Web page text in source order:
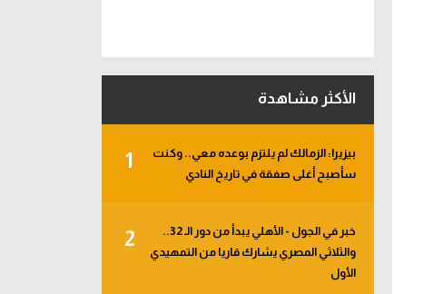
الأكثر مشاهدة
1
بيزيرا: الزمالك لم يلتزم بوعده معي.. وكنت
سأصبح أغلى صفقة في تاريخ النادي
2
خبر في الجول - الأهلي يبدأ من دور الـ 32..
والثلاثي المصري يشارك قاريا من التمهيدي
الأول